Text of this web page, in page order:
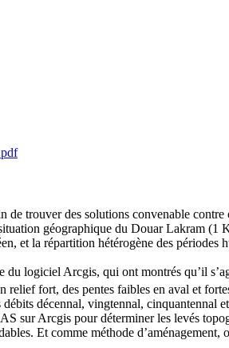
trouver des solutions convenable contre
géographique du Douar Lakram
et la répartition hétérogène des
logiciel Arcgis, qui ont montrés qu’il
fort, des pentes faibles en aval et
décennal, vingtennal, cinquantennal
sur Arcgis pour déterminer les levés
Et comme méthode